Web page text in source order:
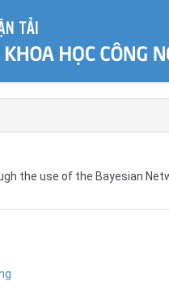
the use of the Bayesian